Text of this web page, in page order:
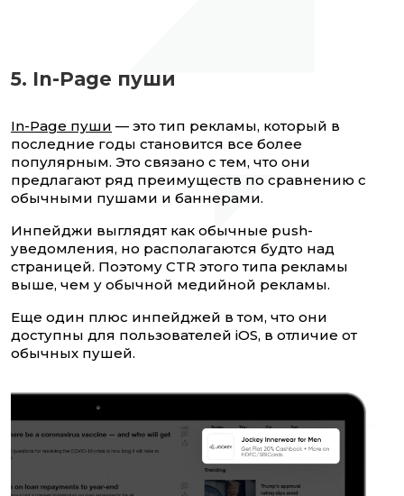
5. In-Page пуши
In-Page пуши — это тип рекламы, который в
последние годы становится все более
популярным. Это связано с тем, что они
предлагают ряд преимуществ по сравнению с
обычными пушами и баннерами.
Инпейджи выглядят как обычные push-
уведомления, но располагаются будто над
страницей. Поэтому CTR этого типа рекламы
выше, чем у обычной медийной рекламы.
Еще один плюс инпейджей в том, что они
доступны для пользователей iOS, в отличие от
обычных пушей.